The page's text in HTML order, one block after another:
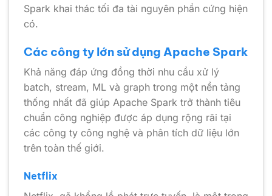
Spark khai thác tối đa tài nguyên phần cứng hiện
có.
Các công ty lớn sử dụng Apache Spark
Khả năng đáp ứng đồng thời nhu cầu xử lý
batch, stream, ML và graph trong một nền tảng
thống nhất đã giúp Apache Spark trở thành tiêu
chuẩn công nghiệp được áp dụng rộng rãi tại
các công ty công nghệ và phân tích dữ liệu lớn
trên toàn thế giới.
Netflix